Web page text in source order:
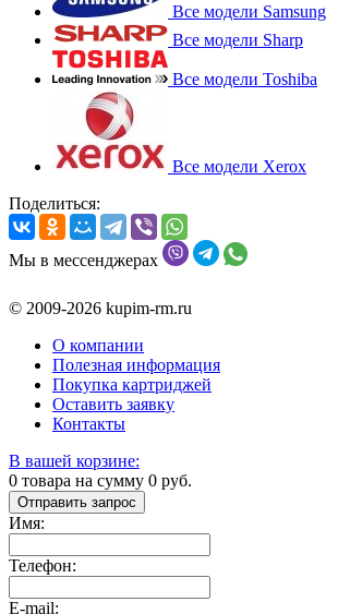
Все модели Samsung
Все модели Sharp
Все модели Toshiba
Все модели Xerox
Поделиться:
Мы в мессенджерах
© 2009-2026 kupim-rm.ru
О компании
Полезная информация
Покупка картриджей
Оставить заявку
Контакты
В вашей корзине:
0 товара на сумму 0 руб.
Отправить запрос
Имя:
Телефон:
E-mail: